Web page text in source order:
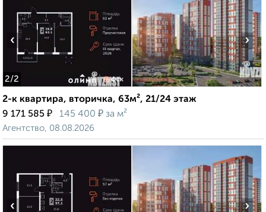
2/2
‹ ›
2-к квартира, вторичка, 63м², 21/24 этаж
9 171 585 ₽ 145 400 ₽ за м²
Агентство, 08.08.2026
‹ ›